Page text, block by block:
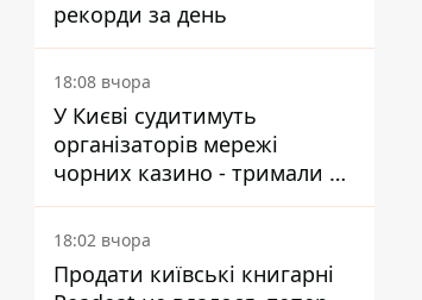
рекорди за день
18:08 вчора
У Києві судитимуть
організаторів мережі
чорних казино - тримали 39
закладів
18:02 вчора
Продати київські книгарні